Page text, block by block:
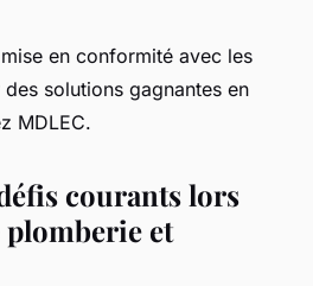
en conformité avec les
solutions gagnantes en
MDLEC.
courants lors
plomberie et